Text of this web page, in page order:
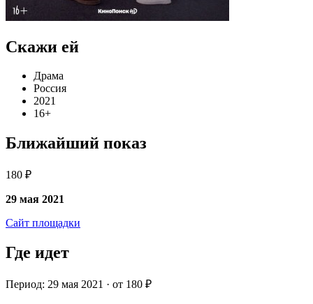
Скажи ей
Драма
Россия
2021
16+
Ближайший показ
180 ₽
29 мая 2021
Сайт площадки
Где идет
Период: 29 мая 2021 · от 180 ₽